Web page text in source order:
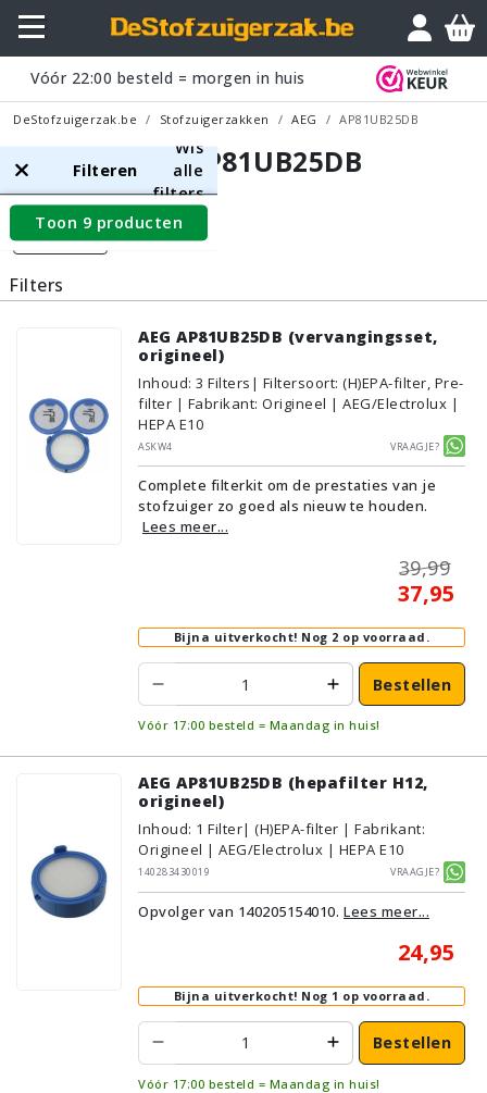
Vóór 22:00 besteld = morgen in huis
DeStofzuigerzak.be Stofzuigerzakken AEG AP81UB25DB
AEG AP81UB25DB
Filters
Filteren
Wis
alle
filters
Toon 9 producten
Filters
AEG AP81UB25DB (vervangingsset,
origineel)
Inhoud: 3 Filters | Filtersoort: (H)EPA-filter, Pre-
filter | Fabrikant: Origineel | AEG/Electrolux |
HEPA E10
ASKW4
Vraagje?
Complete filterkit om de prestaties van je
stofzuiger zo goed als nieuw te houden.
Lees meer...
39,99
37,95
Bijna uitverkocht! Nog 2 op voorraad.
Bestellen
Vóór 17:00 besteld = Maandag in huis!
AEG AP81UB25DB (hepafilter H12,
origineel)
Inhoud: 1 Filter| (H)EPA-filter | Fabrikant:
Origineel | AEG/Electrolux | HEPA E10
140283430019
Vraagje?
Opvolger van 140205154010. Lees meer...
24,95
Bijna uitverkocht! Nog 1 op voorraad.
Bestellen
Vóór 17:00 besteld = Maandag in huis!